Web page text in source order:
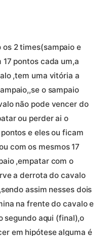
os 2 times(sampaio e
pontos cada um,a
,tem uma vitória a
o sampaio
não pode vencer do
ou perder ai o
e eles ou ficam
com os mesmos 17
,empatar com o
a derrota do cavalo
assim nesses dois
na frente do cavalo e
segundo aqui (final),o
em hipótese alguma é